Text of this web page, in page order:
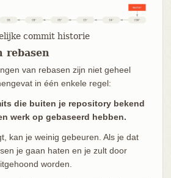
commit historie
rebasen
van rebasen zijn niet geheel
in één enkele regel:
die buiten je repository bekend
werk op gebaseerd hebben.
kan je weinig gebeuren. Als je dat
je gaan haten en je zult door
worden.